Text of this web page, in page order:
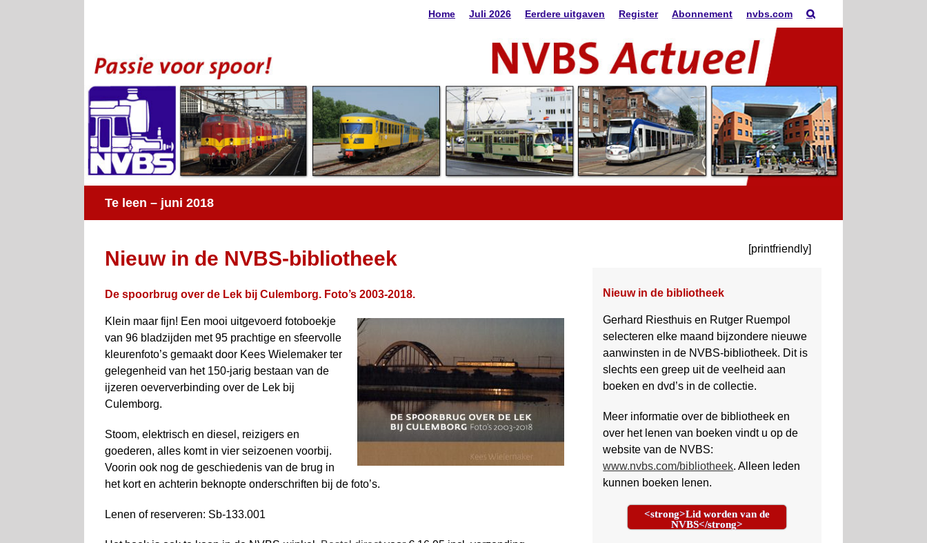
Home Juli 2026 Eerdere uitgaven Register Abonnement nvbs.com
Te leen – juni 2018
Nieuw in de NVBS-bibliotheek
De spoorbrug over de Lek bij Culemborg. Foto’s 2003-2018.
Klein maar fijn! Een mooi uitgevoerd foto­boekje
van 96 bladzijden met 95 prachtige en sfeervolle
kleurenfoto’s gemaakt door Kees Wielemaker ter
gelegenheid van het 150-jarig bestaan van de
ijzeren oever­verbinding over de Lek bij
Culemborg.
Stoom, elektrisch en diesel, reizigers en
goederen, alles komt in vier seizoenen voorbij.
Voorin ook nog de geschiedenis van de brug in
het kort en achterin beknopte onderschriften bij de foto’s.
Lenen of reserveren: Sb-133.001
[printfriendly]
Nieuw in de bibliotheek
Gerhard Riesthuis en Rutger Ruempol
selecteren elke maand bijzondere nieuwe
aanwinsten in de NVBS-bibliotheek. Dit is
slechts een greep uit de veelheid aan
boeken en dvd’s in de collectie.
Meer informatie over de bibliotheek en
over het lenen van boeken vindt u op de
website van de NVBS:
www.nvbs.com/bibliotheek. Alleen leden
kunnen boeken lenen.
<strong>Lid worden van de
NVBS</strong>